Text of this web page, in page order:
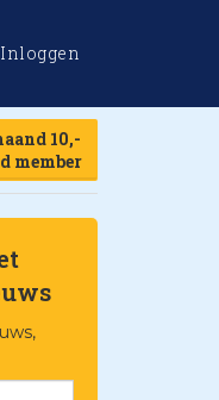
Inloggen
10,-
member